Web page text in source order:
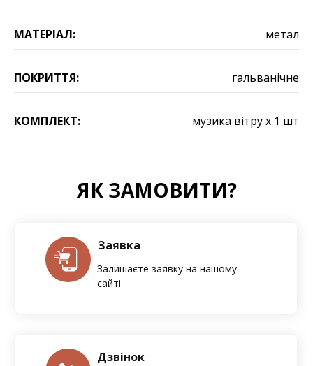
МАТЕРІАЛ: метал
ПОКРИТТЯ: гальванічне
КОМПЛЕКТ: музика вітру х 1 шт
ЯК ЗАМОВИТИ?
Заявка
Залишаєте заявку на нашому
сайті
Дзвінок